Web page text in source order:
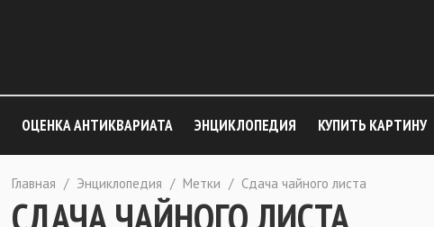
ОЦЕНКА АНТИКВАРИАТА ЭНЦИКЛОПЕДИЯ КУПИТЬ КАРТИНУ
Главная / Энциклопедия / Метки / Сдача чайного листа